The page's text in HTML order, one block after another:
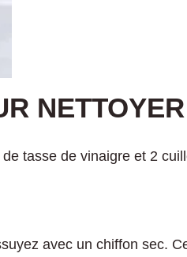
tasse de vinaigre et 2
avec un chiffon sec.